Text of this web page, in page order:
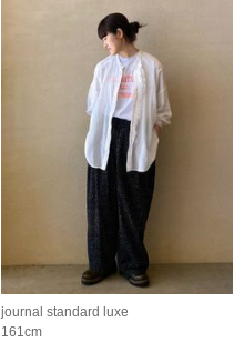
journal standard luxe
161cm